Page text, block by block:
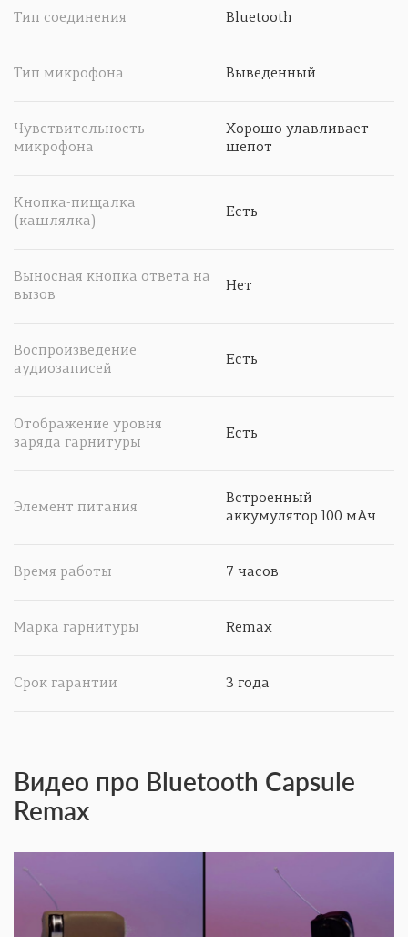
Тип соединения Bluetooth
Тип микрофона Выведенный
Чувствительность
микрофона
Хорошо улавливает
шепот
Кнопка-пищалка
(кашлялка)
Есть
Выносная кнопка ответа на
вызов
Нет
Воспроизведение
аудиозаписей
Есть
Отображение уровня
заряда гарнитуры
Есть
Элемент питания
Встроенный
аккумулятор 100 мАч
Время работы 7 часов
Марка гарнитуры Remax
Срок гарантии 3 года
Видео про Bluetooth Capsule
Remax